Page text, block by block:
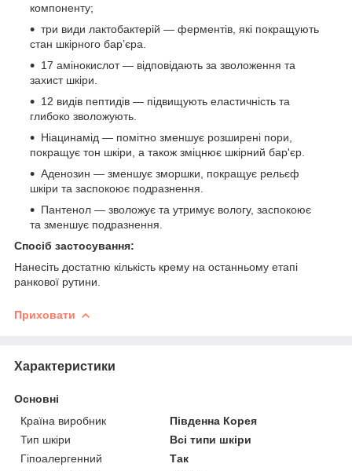
компоненту;
три види лактобактерій — ферментів, які покращують
стан шкірного бар’єра.
17 амінокислот — відповідають за зволоження та
захист шкіри.
12 видів пептидів — підвищують еластичність та
глибоко зволожують.
Ніацинамід — помітно зменшує розширені пори,
покращує тон шкіри, а також зміцнює шкірний бар'єр.
Аденозин — зменшує зморшки, покращує рельєф
шкіри та заспокоює подразнення.
Пантенол — зволожує та утримує вологу, заспокоює
та зменшує подразнення.
Спосіб застосування:
Нанесіть достатню кількість крему на останньому етапі
ранкової рутини.
Приховати
Характеристики
Основні
Країна виробник
Південна Корея
Тип шкіри
Всі типи шкіри
Гіпоалергенний
Так